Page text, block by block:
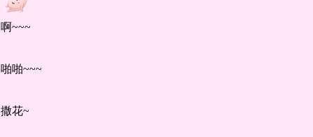
啊~~~
啪啪~~~
撒花~